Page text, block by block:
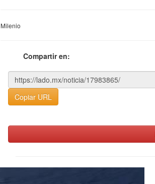
Milenio
Compartir en:
Copiar URL